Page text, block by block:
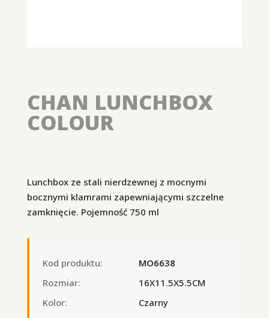
CHAN LUNCHBOX
COLOUR
Lunchbox ze stali nierdzewnej z mocnymi
bocznymi klamrami zapewniającymi szczelne
zamknięcie. Pojemność 750 ml
Kod produktu:
MO6638
Rozmiar:
16X11.5X5.5CM
Kolor:
Czarny